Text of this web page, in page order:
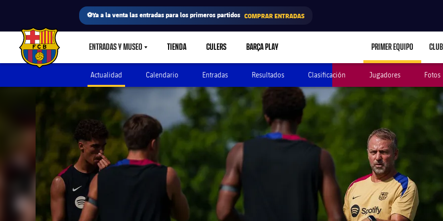
⚽Ya a la venta las entradas para los primeros partidos COMPRAR ENTRADAS
FC Barcelona club badge ENTRADAS Y MUSEOLABEL.SHARE.CARETDOWN
TIENDA CULERS BARÇA PLAY PRIMER EQUIPO CLUB
Actualidad Calendario Entradas Resultados Clasificación Jugadores Fotos